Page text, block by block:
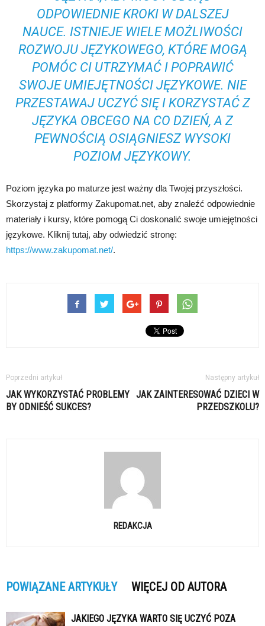
ODPOWIEDNIE KROKI W DALSZEJ
NAUCE. ISTNIEJE WIELE MOŻLIWOŚCI
ROZWOJU JĘZYKOWEGO, KTÓRE MOGĄ
POMÓC CI UTRZYMAĆ I POPRAWIĆ
SWOJE UMIEJĘTNOŚCI JĘZYKOWE. NIE
PRZESTAWAJ UCZYĆ SIĘ I KORZYSTAĆ Z
JĘZYKA OBCEGO NA CO DZIEŃ, A Z
PEWNOŚCIĄ OSIĄGNIESZ WYSOKI
POZIOM JĘZYKOWY.
Poziom języka po maturze jest ważny dla Twojej przyszłości.
Skorzystaj z platformy Zakupomat.net, aby znaleźć odpowiednie
materiały i kursy, które pomogą Ci doskonalić swoje umiejętności
językowe. Kliknij tutaj, aby odwiedzić stronę:
https://www.zakupomat.net/.
Poprzedni artykuł
JAK WYKORZYSTAĆ PROBLEMY
BY ODNIEŚĆ SUKCES?
Następny artykuł
JAK ZAINTERESOWAĆ DZIECI W
PRZEDSZKOLU?
REDAKCJA
POWIĄZANE ARTYKUŁY WIĘCEJ OD AUTORA
JAKIEGO JĘZYKA WARTO SIĘ UCZYĆ POZA